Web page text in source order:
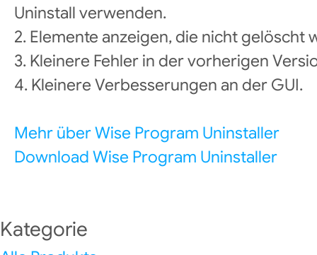
Uninstall verwenden.
2. Elemente anzeigen, die nicht gelöscht
3. Kleinere Fehler in der vorherigen
4. Kleinere Verbesserungen an der GUI.
Mehr über Wise Program Uninstaller
Download Wise Program Uninstaller
Kategorie